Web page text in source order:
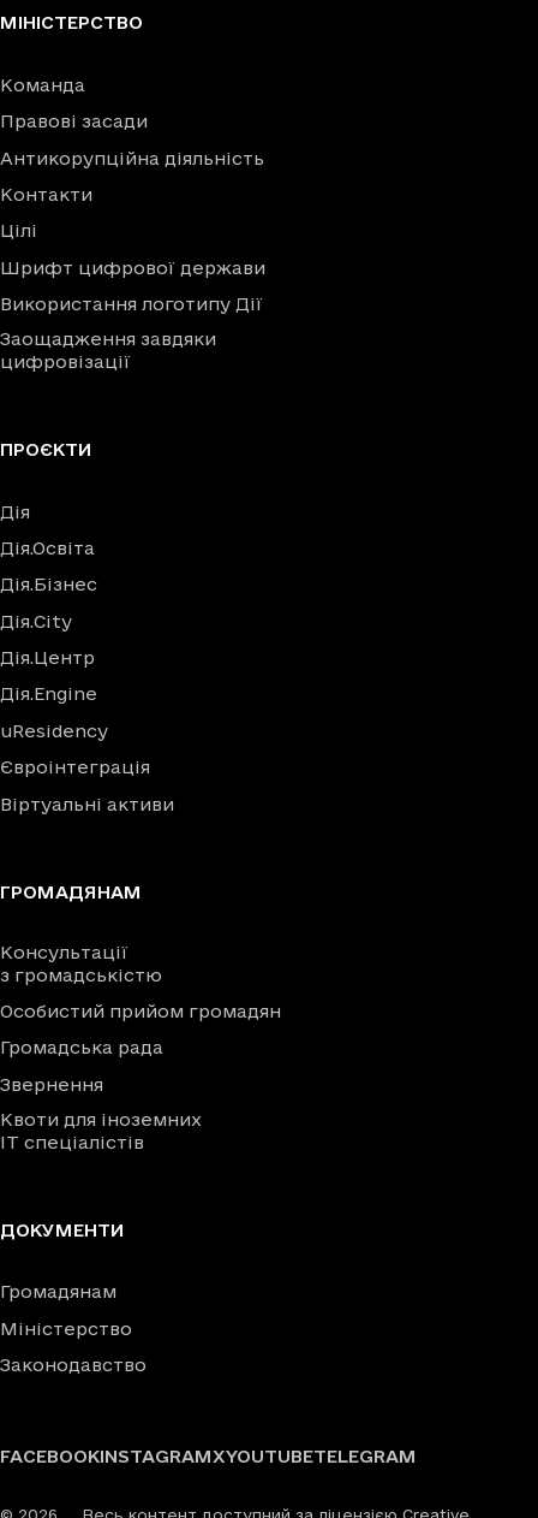
МІНІСТЕРСТВО
Команда
Правові засади
Антикорупційна діяльність
Контакти
Цілі
Шрифт цифрової держави
Використання логотипу Дії
Заощадження завдяки
цифровізації
ПРОЄКТИ
Дія
Дія.Освіта
Дія.Бізнес
Дія.City
Дія.Центр
Дія.Engine
uResidency
Євроінтеграція
Віртуальні активи
ГРОМАДЯНАМ
Консультації
з громадськістю
Особистий прийом громадян
Громадська рада
Звернення
Квоти для іноземних
IT спеціалістів
ДОКУМЕНТИ
Громадянам
Міністерство
Законодавство
FACEBOOKINSTAGRAMXYOUTUBETELEGRAM
© 2026 Весь контент доступний за ліцензією Creative